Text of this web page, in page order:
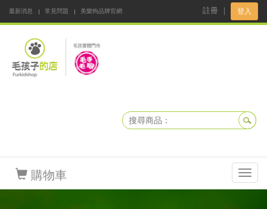
最新消息 常見問題
美樂狗品牌官網
註冊 登入
購物車